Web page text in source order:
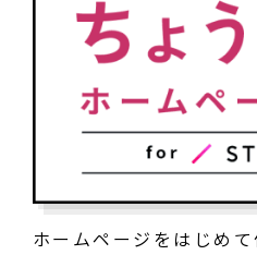
ホームページをはじめ